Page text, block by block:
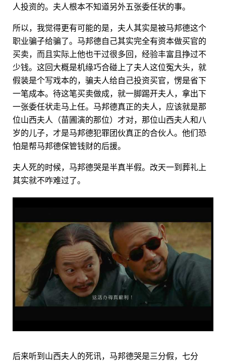
人投资的。夫人根本不知道另外五张委任状的事。
所以，我觉得更有可能的是，夫人其实是被马邦德这个
职业骗子给骗了。马邦德自己其实完全有资本做买官的
买卖，而且实际上他也干过很多回，经验丰富且挣过不
少钱。这回大概是机缘巧合碰上了夫人这位冤大头，就
假装是个写戏本的，骗夫人给自己投资买官，愣是省下
一笔成本。待这笔买卖做成，就一脚踢开夫人，拿出下
一张委任状走马上任。马邦德真正的夫人，应该就是那
位山西夫人（苗圃演的那位）才对，那位山西夫人和八
岁的儿子，才是马邦德犯罪团伙真正的合伙人。他们恐
怕是帮马邦德保管钱财的后援。
夫人死的时候，马邦德哭是半真半假。改天一到葬礼上
其实就不咋难过了。
后来听到山西夫人的死讯，马邦德哭是三分假，七分